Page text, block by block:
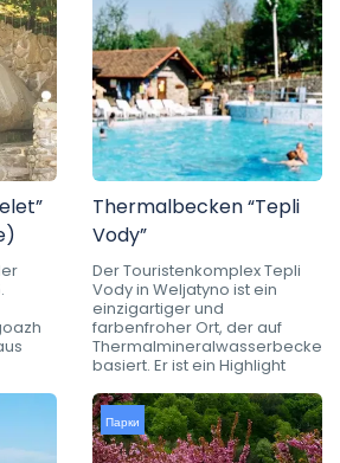
Thermalbecken “Tepli
Vody”
Der Touristenkomplex Tepli
Vody in Weljatyno ist ein
einzigartiger und
farbenfroher Ort, der auf
Thermalmineralwasserbecken
basiert. Er ist ein Highlight
Парки